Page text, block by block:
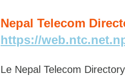
Nepal Telecom
https://
Le Nepal Telecom